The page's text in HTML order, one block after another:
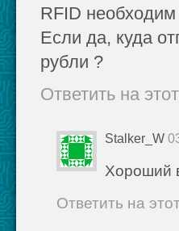
RFID необходим
Если да, куда
рубли ?
Ответить на
Stalker_W
Хороший
Ответить на